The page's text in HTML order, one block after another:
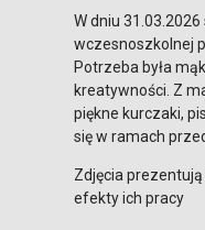
W dniu
wczesnoszkolnej
Potrzeba była
kreatywności. Z
piękne kurczaki,
się w ramach
Zdjęcia
efekty ich pracy